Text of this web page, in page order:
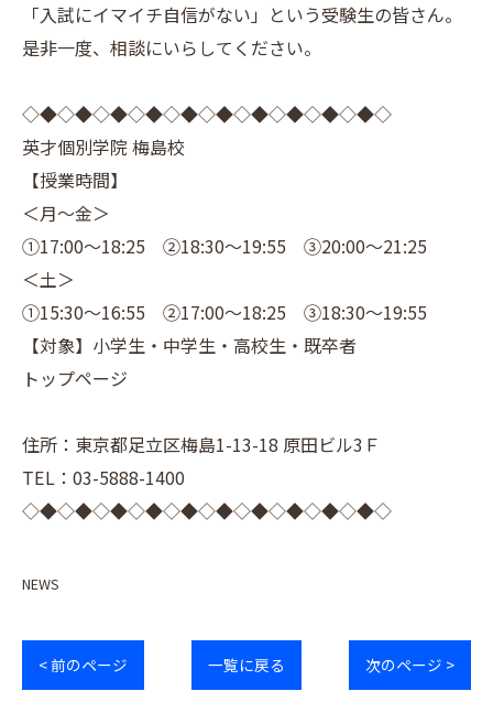
「入試にイマイチ自信がない」という受験生の皆さん。
是非一度、相談にいらしてください。
◇◆◇◆◇◆◇◆◇◆◇◆◇◆◇◆◇◆◇◆◇
英才個別学院 梅島校
【授業時間】
＜月～金＞
①17:00～18:25 ②18:30～19:55 ③20:00～21:25
＜土＞
①15:30～16:55 ②17:00～18:25 ③18:30～19:55
【対象】小学生・中学生・高校生・既卒者
トップページ
住所：東京都足立区梅島1-13-18 原田ビル3Ｆ
TEL：03-5888-1400
◇◆◇◆◇◆◇◆◇◆◇◆◇◆◇◆◇◆◇◆◇
NEWS
< 前のページ 一覧に戻る 次のページ >